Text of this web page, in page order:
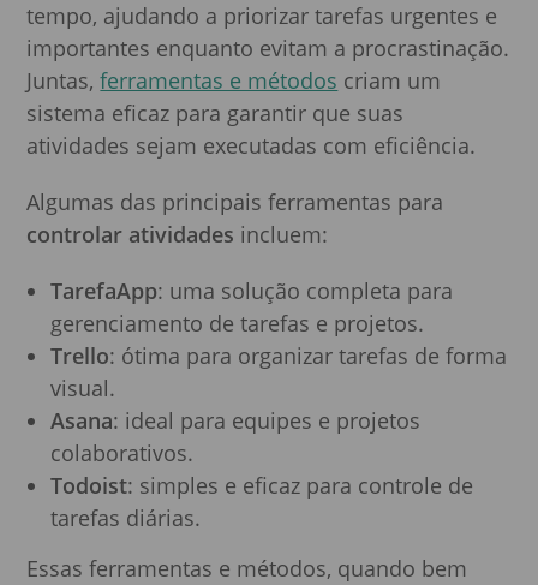
tempo, ajudando a priorizar tarefas urgentes e
importantes enquanto evitam a procrastinação.
Juntas,ferramentas e métodos criam um
sistema eficaz para garantir que suas
atividades sejam executadas com eficiência.
Algumas das principais ferramentas para
controlar atividades incluem:
TarefaApp: uma solução completa para
gerenciamento de tarefas e projetos.
Trello: ótima para organizar tarefas de forma
visual.
Asana: ideal para equipes e projetos
colaborativos.
Todoist: simples e eficaz para controle de
tarefas diárias.
Essas ferramentas e métodos, quando bem